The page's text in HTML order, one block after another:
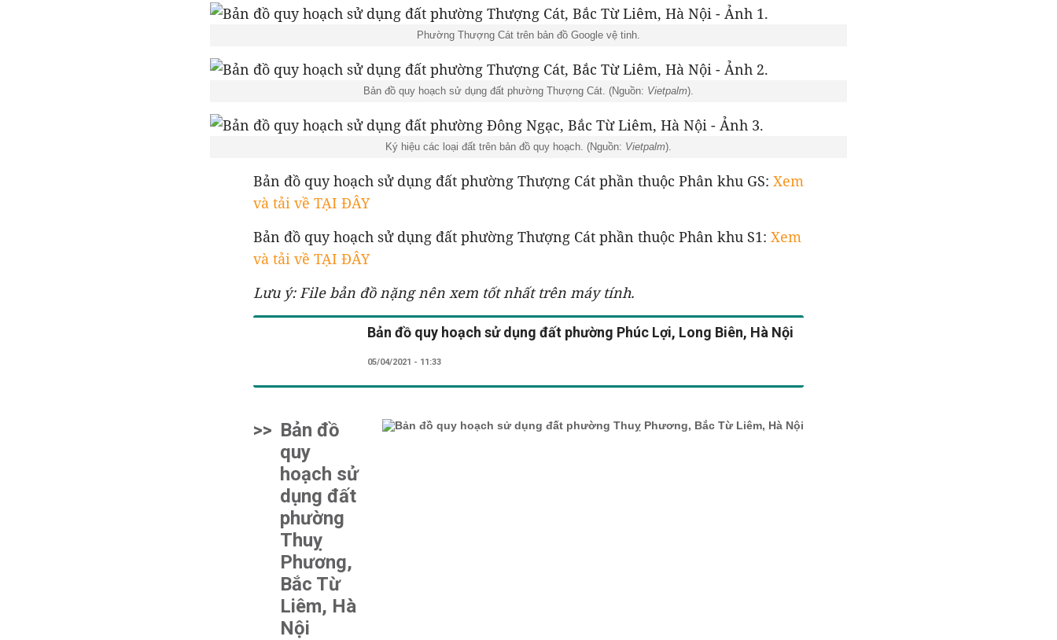
Phường Thượng Cát trên bản đồ Google vệ tinh.
Bản đồ quy hoạch sử dụng đất phường Thượng Cát. (Nguồn: Vietpalm).
Ký hiệu các loại đất trên bản đồ quy hoạch. (Nguồn: Vietpalm).
Bản đồ quy hoạch sử dụng đất phường Thượng Cát phần thuộc Phân khu GS: Xem
và tải về TẠI ĐÂY
Bản đồ quy hoạch sử dụng đất phường Thượng Cát phần thuộc Phân khu S1: Xem
và tải về TẠI ĐÂY
Lưu ý: File bản đồ nặng nên xem tốt nhất trên máy tính.
Bản đồ quy hoạch sử dụng đất phường Phúc Lợi, Long Biên, Hà Nội
05/04/2021 - 11:33
>> Bản đồ
quy
hoạch sử
dụng đất
phường
Thuỵ
Phương,
Bắc Từ
Liêm, Hà
Nội